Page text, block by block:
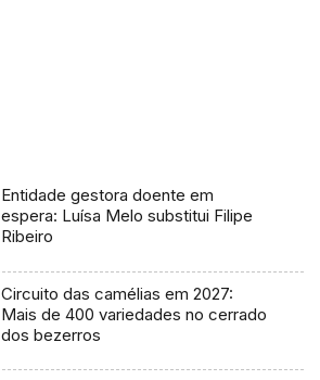
Entidade gestora doente em
espera: Luísa Melo substitui Filipe
Ribeiro
Circuito das camélias em 2027:
Mais de 400 variedades no cerrado
dos bezerros